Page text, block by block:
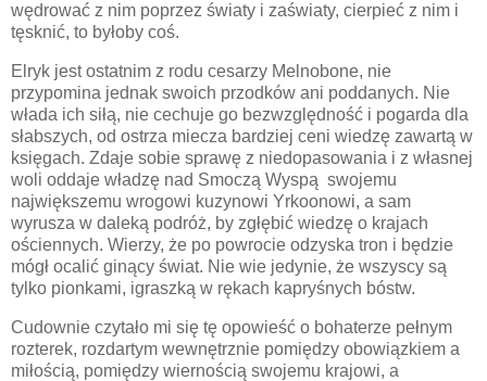
wędrować z nim poprzez światy i zaświaty, cierpieć z nim i
tęsknić, to byłoby coś.
Elryk jest ostatnim z rodu cesarzy Melnobone, nie
przypomina jednak swoich przodków ani poddanych. Nie
włada ich siłą, nie cechuje go bezwzględność i pogarda dla
słabszych, od ostrza miecza bardziej ceni wiedzę zawartą w
księgach. Zdaje sobie sprawę z niedopasowania i z własnej
woli oddaje władzę nad Smoczą Wyspą swojemu
największemu wrogowi kuzynowi Yrkoonowi, a sam
wyrusza w daleką podróż, by zgłębić wiedzę o krajach
ościennych. Wierzy, że po powrocie odzyska tron i będzie
mógł ocalić ginący świat. Nie wie jedynie, że wszyscy są
tylko pionkami, igraszką w rękach kapryśnych bóstw.
Cudownie czytało mi się tę opowieść o bohaterze pełnym
rozterek, rozdartym wewnętrznie pomiędzy obowiązkiem a
miłością, pomiędzy wiernością swojemu krajowi, a